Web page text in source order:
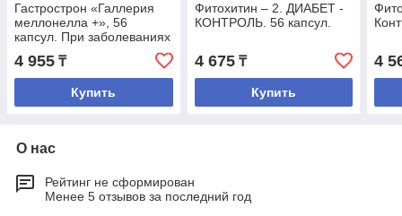
Гастрострон «Галлерия
меллонелла +», 56
капсул. При заболеваниях
желудка и
двенадцатиперстной
кишки.
4 955 ₸
Купить
Фитохитин – 2. ДИАБЕТ -
КОНТРОЛЬ. 56 капсул.
4 675₸
Купить
4
О нас
Рейтинг не сформирован
Менее 5 отзывов за последний год